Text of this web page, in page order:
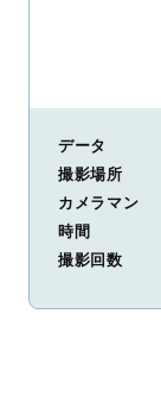
データ
撮影場所
カメラマン
時間
撮影回数